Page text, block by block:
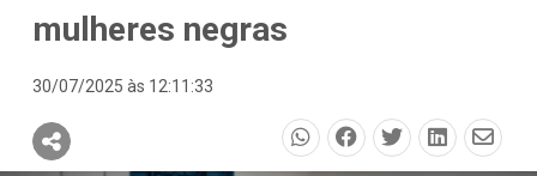
mulheres negras
30/07/2025 às 12:11:33